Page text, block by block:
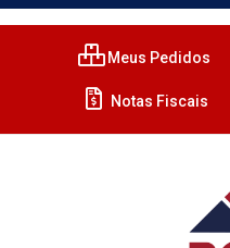
Meus Pedidos
Notas Fiscais